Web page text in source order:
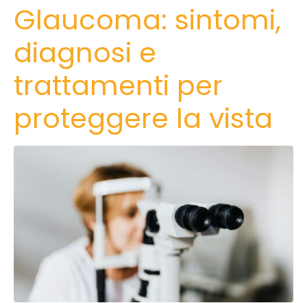
Glaucoma: sintomi,
diagnosi e
trattamenti per
proteggere la vista